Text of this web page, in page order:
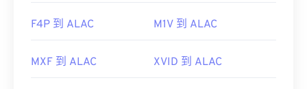
F4P 到 ALAC M1V 到 ALAC
MXF 到 ALAC XVID 到 ALAC